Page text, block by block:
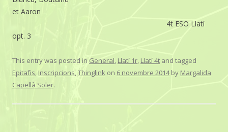
et Aaron
4t ESO Llatí
opt. 3
This entry was posted in General, Llatí 1r, Llatí 4t and tagged
Epitafis,Inscripcions,Thinglink on 6 novembre 2014by Margalida
Capellà Soler.